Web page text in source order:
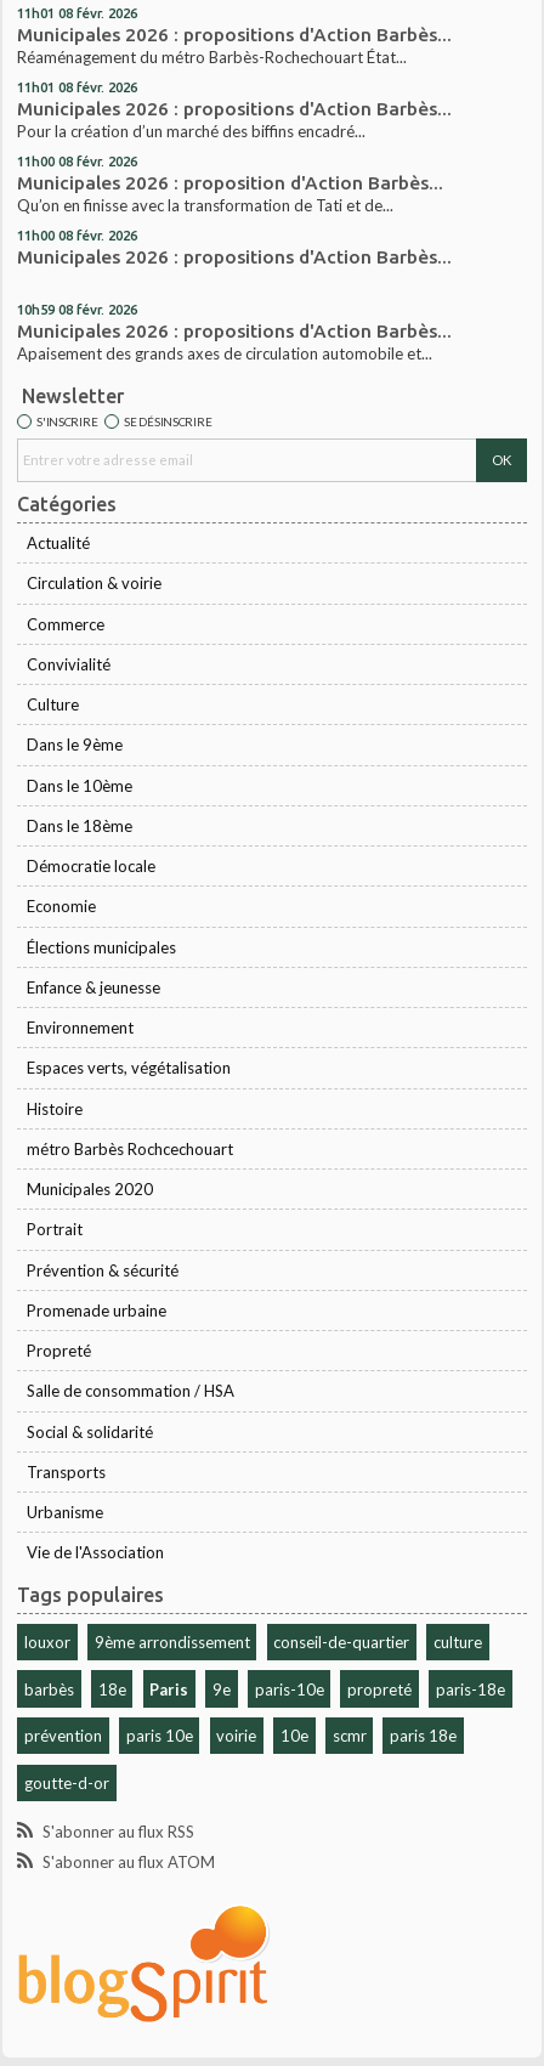
11h01 08 févr. 2026
Municipales 2026 : propositions d'Action Barbès...
Réaménagement du métro Barbès-Rochechouart État...
11h01 08 févr. 2026
Municipales 2026 : propositions d'Action Barbès...
Pour la création d’un marché des biffins encadré...
11h00 08 févr. 2026
Municipales 2026 : proposition d'Action Barbès...
Qu’on en finisse avec la transformation de Tati et de...
11h00 08 févr. 2026
Municipales 2026 : propositions d'Action Barbès...
10h59 08 févr. 2026
Municipales 2026 : propositions d'Action Barbès...
Apaisement des grands axes de circulation automobile et...
Newsletter
S'INSCRIRE SE DÉSINSCRIRE
Catégories
Actualité
Circulation & voirie
Commerce
Convivialité
Culture
Dans le 9ème
Dans le 10ème
Dans le 18ème
Démocratie locale
Economie
Élections municipales
Enfance & jeunesse
Environnement
Espaces verts, végétalisation
Histoire
métro Barbès Rochcechouart
Municipales 2020
Portrait
Prévention & sécurité
Promenade urbaine
Propreté
Salle de consommation / HSA
Social & solidarité
Transports
Urbanisme
Vie de l'Association
Tags populaires
louxor 9ème arrondissement conseil-de-quartier culture
barbès 18e Paris 9e paris-10e propreté paris-18e
prévention paris 10e voirie 10e scmr paris 18e
goutte-d-or
S'abonner au flux RSS
S'abonner au flux ATOM